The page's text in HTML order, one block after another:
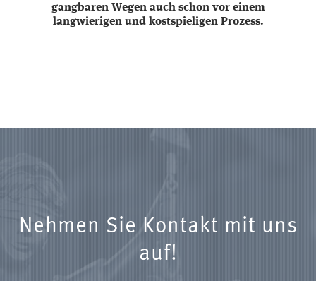
gangbaren Wegen auch schon vor einem
langwierigen und kostspieligen Prozess.
Nehmen Sie Kontakt mit uns
auf!